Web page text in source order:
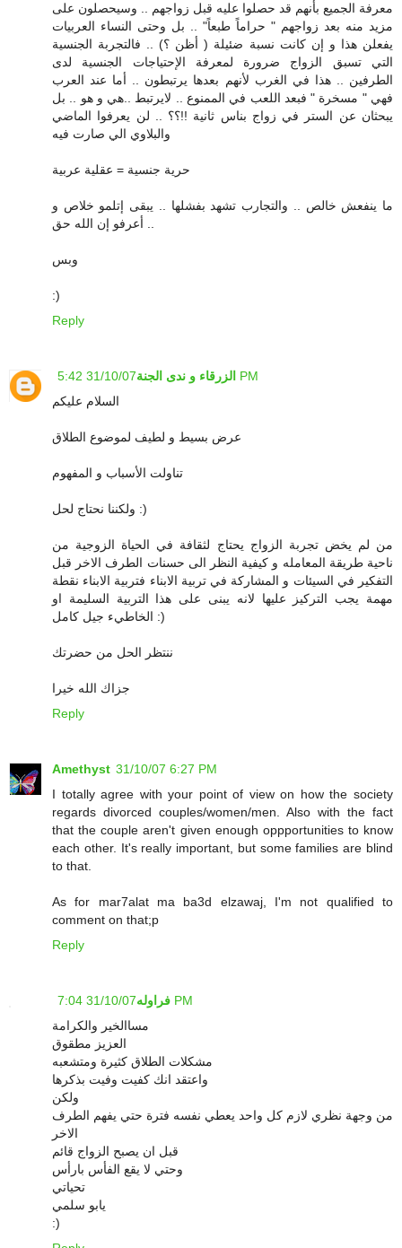
معرفة الجميع بأنهم قد حصلوا عليه قبل زواجهم .. وسيحصلون على
مزيد منه بعد زواجهم " حراماً طبعاً" .. بل وحتى النساء العربيات
يفعلن هذا و إن كانت نسبة ضئيلة ( أظن ؟) .. فالتجربة الجنسية
التي تسبق الزواج ضرورة لمعرفة الإحتياجات الجنسية لدى
الطرفين .. هذا في الغرب لأنهم بعدها يرتبطون .. أما عند العرب
فهي " مسخرة " فبعد اللعب في الممنوع .. لايرتبط ..هي و هو .. بل
يبحثان عن الستر في زواج بناس ثانية !!؟؟ .. لن يعرفوا الماضي
والبلاوي الي صارت فيه
حرية جنسية = عقلية عربية
ما ينفعش خالص .. والتجارب تشهد بفشلها .. يبقى إتلمو خلاص و
وبس
:)
Reply
الزرقاء و ندى الجنة 31/10/07 5:42 PM
السلام عليكم
عرض بسيط و لطيف لموضوع الطلاق
تناولت الأسباب و المفهوم
ولكننا نحتاج لحل :)
من لم يخض تجربة الزواج يحتاج لثقافة في الحياة الزوجية من
ناحية طريقة المعامله و كيفية النظر الى حسنات الطرف الاخر قبل
التفكير في السيئات و المشاركة في تربية الابناء فتربية الابناء نقطة
مهمة يجب التركيز عليها لانه يبنى على هذا التربية السليمة او
الخاطيء جيل كامل :)
ننتظر الحل من حضرتك
جزاك الله خيرا
Reply
Amethyst 31/10/07 6:27 PM
I totally agree with your point of view on how the society
regards divorced couples/women/men. Also with the fact
that the couple aren't given enough oppportunities to know
each other. It's really important, but some families are blind
to that.
As for mar7alat ma ba3d elzawaj, I'm not qualified to
comment on that;p
Reply
فراوله 31/10/07 7:04 PM
مساالخير والكرامة
العزيز مطقوق
مشكلات الطلاق كثيرة ومتشعبه
واعتقد انك كفيت وفيت بذكرها
ولكن
من وجهة نظري لازم كل واحد يعطي نفسه فترة حتي يفهم الطرف
الاخر
قبل ان يصبح الزواج قائم
وحتي لا يقع الفأس بارأس
تحياتي
يابو سلمي
:)